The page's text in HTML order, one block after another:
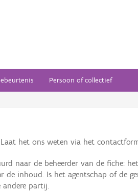
Persoon of collectief
Laat het ons weten via het
naar de beheerder van de fiche:
inhoud. Is het agentschap of de
andere partij.